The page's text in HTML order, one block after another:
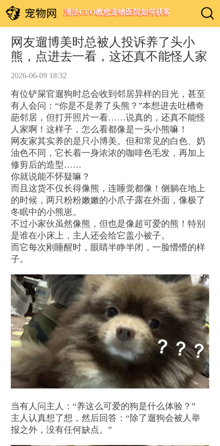
清法GEO教您宠物医院如何获客
网友遛博美时总被人投诉养了头小
熊，点进去一看，这还真不能怪人家
2026-06-09 18:32
有位铲屎官遛狗时总会收到邻居异样的目光，甚至
有人会问：“你是不是养了头熊？”本想进去吐槽奇
葩邻居，但打开照片一看……说真的，还真不能怪
人家啊！这样子，怎么看都像是一头小熊嘛！
网友家其实养的是只小博美。但和常见的白色、奶
油色不同，它长着一身浓浓的咖啡色毛发，再加上
修剪后的造型……
你就说能不怀疑嘛？
而且这货不仅长得像熊，连睡觉都像！侧躺在地上
的时候，两只粉粉嫩嫩的小爪子露在外面，像极了
冬眠中的小熊崽。
不过小家伙虽然像熊，但也是像超可爱的熊！特别
是谁在小床上，主人还会给它盖小被子。
而它每次刚睡醒时，眼睛半睁半闭，一脸懵懵的样
子。
当有人问主人：“养这么可爱的狗是什么体验？”
主人认真想了想，然后回答：“除了遛狗会被人举
报之外，没有任何缺点。”